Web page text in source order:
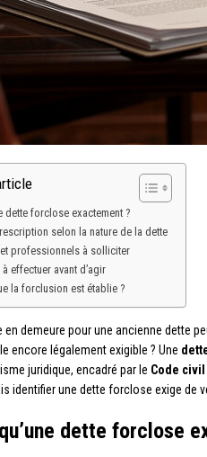
dette forclose exactement ?
selon la nature de la dette
professionnels à solliciter
effectuer avant d’agir
la forclusion est établie ?
en demeure pour une ancienne dette
encore légalement exigible ? Une
juridique, encadré par le Code civil
identifier une dette forclose exige de
dette forclose